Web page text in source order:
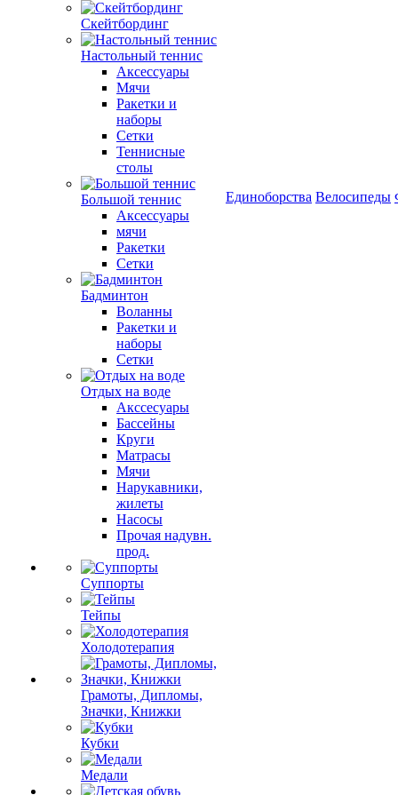
Скейтбординг
Настольный теннис
Аксессуары
Мячи
Ракетки и
наборы
Сетки
Теннисные
столы
Большой теннис
Аксессуары
мячи
Ракетки
Сетки
Бадминтон
Воланны
Ракетки и
наборы
Сетки
Отдых на воде
Акссесуары
Бассейны
Круги
Матрасы
Мячи
Нарукавники,
жилеты
Насосы
Прочая надувн.
прод.
Суппорты
Тейпы
Холодотерапия
Грамоты, Дипломы,
Значки, Книжки
Кубки
Медали
Единоборства Велосипеды